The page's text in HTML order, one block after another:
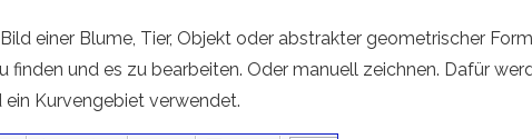
einer Blume, Tier, Objekt oder abstrakter geometrischer
und es zu bearbeiten. Oder manuell zeichnen. Dafür
Kurvengebiet verwendet.